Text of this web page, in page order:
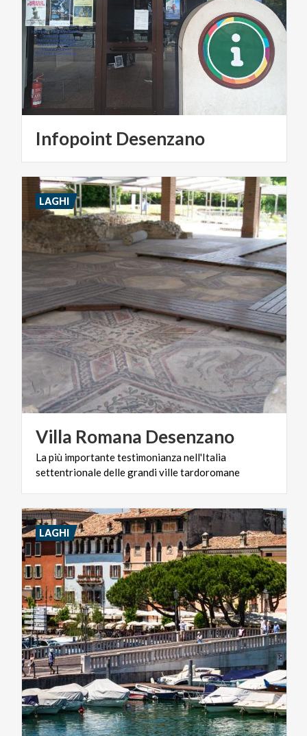
Infopoint Desenzano
Villa Romana Desenzano
Lapiù importantetestimonianzanell'Italia
settentrionaledellegrandivilletardoromane
LAGHI
LAGHI